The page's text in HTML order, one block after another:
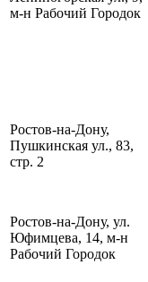
м-н Рабочий Городок
Ростов-на-Дону,
Пушкинская ул., 83,
стр. 2
Ростов-на-Дону, ул.
Юфимцева, 14, м-н
Рабочий Городок